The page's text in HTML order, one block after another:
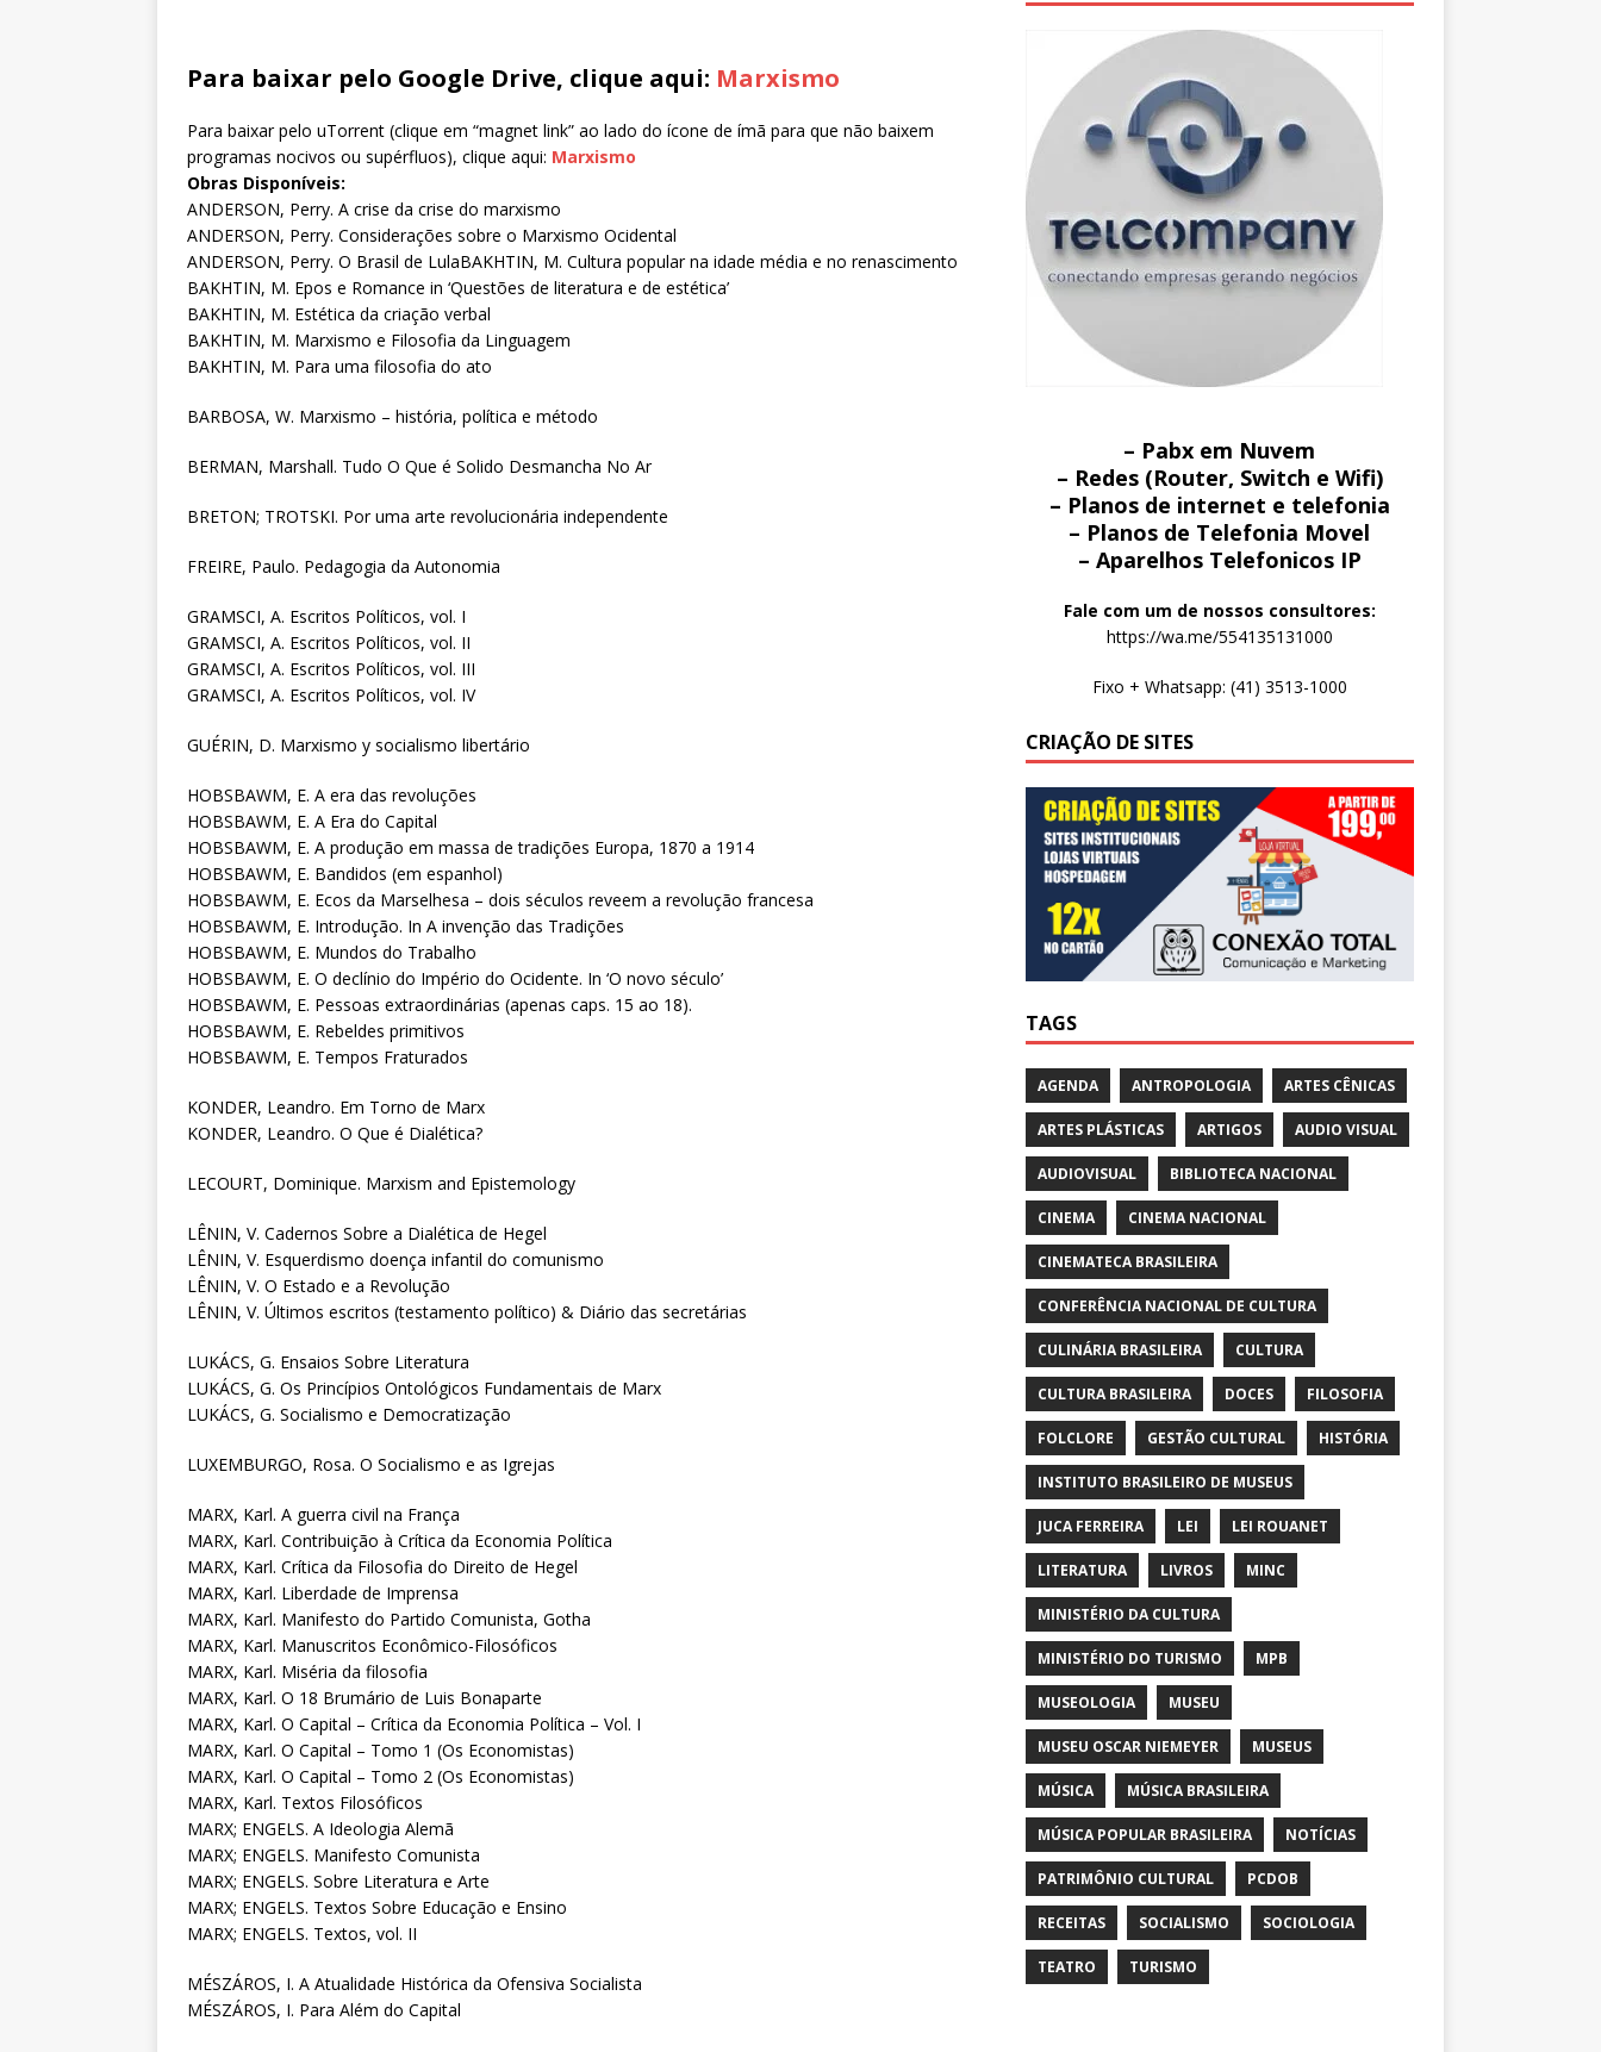
Para baixar pelo Google Drive, clique aqui: Marxismo
Para baixar pelo uTorrent (clique em “magnet link” ao lado do ícone de ímã para que não baixem
programas nocivos ou supérfluos), clique aqui: Marxismo
Obras Disponíveis:
ANDERSON, Perry. A crise da crise do marxismo
ANDERSON, Perry. Considerações sobre o Marxismo Ocidental
ANDERSON, Perry. O Brasil de LulaBAKHTIN, M. Cultura popular na idade média e no renascimento
BAKHTIN, M. Epos e Romance in ‘Questões de literatura e de estética’
BAKHTIN, M. Estética da criação verbal
BAKHTIN, M. Marxismo e Filosofia da Linguagem
BAKHTIN, M. Para uma filosofia do ato
BARBOSA, W. Marxismo – história, política e método
BERMAN, Marshall. Tudo O Que é Solido Desmancha No Ar
BRETON; TROTSKI. Por uma arte revolucionária independente
FREIRE, Paulo. Pedagogia da Autonomia
GRAMSCI, A. Escritos Políticos, vol. I
GRAMSCI, A. Escritos Políticos, vol. II
GRAMSCI, A. Escritos Políticos, vol. III
GRAMSCI, A. Escritos Políticos, vol. IV
GUÉRIN, D. Marxismo y socialismo libertário
HOBSBAWM, E. A era das revoluções
HOBSBAWM, E. A Era do Capital
HOBSBAWM, E. A produção em massa de tradições Europa, 1870 a 1914
HOBSBAWM, E. Bandidos (em espanhol)
HOBSBAWM, E. Ecos da Marselhesa – dois séculos reveem a revolução francesa
HOBSBAWM, E. Introdução. In A invenção das Tradições
HOBSBAWM, E. Mundos do Trabalho
HOBSBAWM, E. O declínio do Império do Ocidente. In ‘O novo século’
HOBSBAWM, E. Pessoas extraordinárias (apenas caps. 15 ao 18).
HOBSBAWM, E. Rebeldes primitivos
HOBSBAWM, E. Tempos Fraturados
KONDER, Leandro. Em Torno de Marx
KONDER, Leandro. O Que é Dialética?
LECOURT, Dominique. Marxism and Epistemology
LÊNIN, V. Cadernos Sobre a Dialética de Hegel
LÊNIN, V. Esquerdismo doença infantil do comunismo
LÊNIN, V. O Estado e a Revolução
LÊNIN, V. Últimos escritos (testamento político) & Diário das secretárias
LUKÁCS, G. Ensaios Sobre Literatura
LUKÁCS, G. Os Princípios Ontológicos Fundamentais de Marx
LUKÁCS, G. Socialismo e Democratização
LUXEMBURGO, Rosa. O Socialismo e as Igrejas
MARX, Karl. A guerra civil na França
MARX, Karl. Contribuição à Crítica da Economia Política
MARX, Karl. Crítica da Filosofia do Direito de Hegel
MARX, Karl. Liberdade de Imprensa
MARX, Karl. Manifesto do Partido Comunista, Gotha
MARX, Karl. Manuscritos Econômico-Filosóficos
MARX, Karl. Miséria da filosofia
MARX, Karl. O 18 Brumário de Luis Bonaparte
MARX, Karl. O Capital – Crítica da Economia Política – Vol. I
MARX, Karl. O Capital – Tomo 1 (Os Economistas)
MARX, Karl. O Capital – Tomo 2 (Os Economistas)
MARX, Karl. Textos Filosóficos
MARX; ENGELS. A Ideologia Alemã
MARX; ENGELS. Manifesto Comunista
MARX; ENGELS. Sobre Literatura e Arte
MARX; ENGELS. Textos Sobre Educação e Ensino
MARX; ENGELS. Textos, vol. II
MÉSZÁROS, I. A Atualidade Histórica da Ofensiva Socialista
MÉSZÁROS, I. Para Além do Capital
– Pabx em Nuvem
– Redes (Router, Switch e Wifi)
– Planos de internet e telefonia
– Planos de Telefonia Movel
– Aparelhos Telefonicos IP
Fale com um de nossos consultores:
https://wa.me/554135131000
Fixo + Whatsapp: (41) 3513-1000
CRIAÇÃO DE SITES
TAGS
AGENDA ANTROPOLOGIA ARTES CÊNICAS
ARTES PLÁSTICAS ARTIGOS AUDIO VISUAL
AUDIOVISUAL BIBLIOTECA NACIONAL
CINEMA CINEMA NACIONAL
CINEMATECA BRASILEIRA
CONFERÊNCIA NACIONAL DE CULTURA
CULINÁRIA BRASILEIRA CULTURA
CULTURA BRASILEIRA DOCES FILOSOFIA
FOLCLORE GESTÃO CULTURAL HISTÓRIA
INSTITUTO BRASILEIRO DE MUSEUS
JUCA FERREIRA LEI LEI ROUANET
LITERATURA LIVROS MINC
MINISTÉRIO DA CULTURA
MINISTÉRIO DO TURISMO MPB
MUSEOLOGIA MUSEU
MUSEU OSCAR NIEMEYER MUSEUS
MÚSICA MÚSICA BRASILEIRA
MÚSICA POPULAR BRASILEIRA NOTÍCIAS
PATRIMÔNIO CULTURAL PCDOB
RECEITAS SOCIALISMO SOCIOLOGIA
TEATRO TURISMO